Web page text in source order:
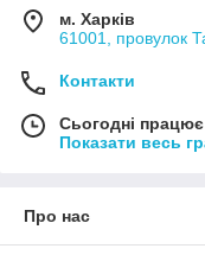
м. Харків
61001, провулок
Контакти
Сьогодні
Показати весь
Про нас